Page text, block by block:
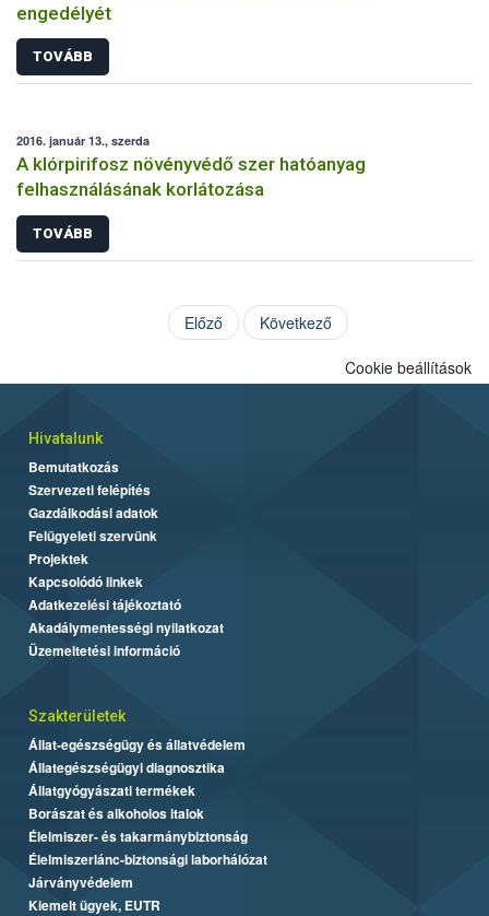
engedélyét
TOVÁBB
2016. január 13., szerda
A klórpirifosz növényvédő szer hatóanyag
felhasználásának korlátozása
TOVÁBB
Előző Következő
Cookie beállítások
Hivatalunk
Bemutatkozás
Szervezeti felépítés
Gazdálkodási adatok
Felügyeleti szervünk
Projektek
Kapcsolódó linkek
Adatkezelési tájékoztató
Akadálymentességi nyilatkozat
Üzemeltetési információ
Szakterületek
Állat-egészségügy és állatvédelem
Állategészségügyi diagnosztika
Állatgyógyászati termékek
Borászat és alkoholos italok
Élelmiszer- és takarmánybiztonság
Élelmiszerlánc-biztonsági laborhálózat
Járványvédelem
Kiemelt ügyek, EUTR